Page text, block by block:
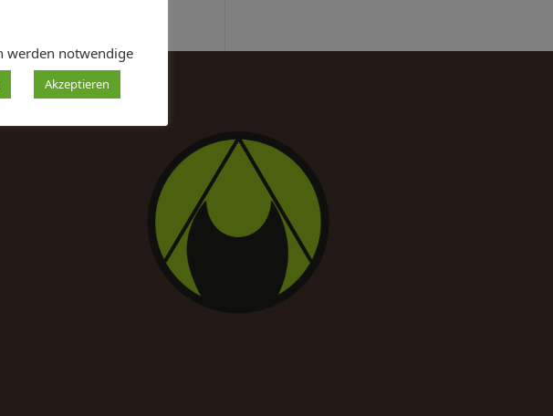
werden notwendige
Akzeptieren